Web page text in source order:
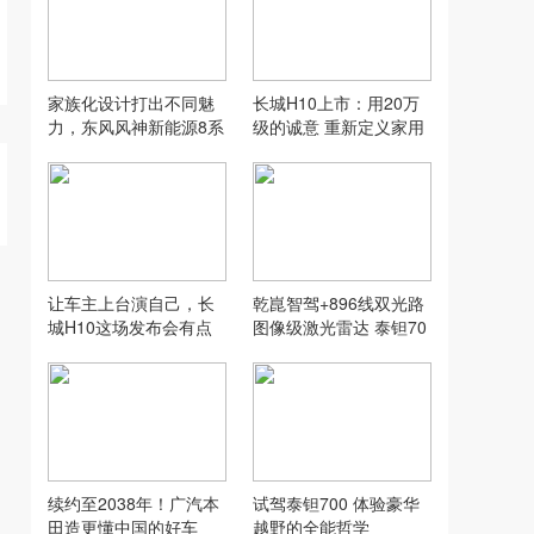
家族化设计打出不同魅
力，东风风神新能源8系
长城H10上市：用20万
级的诚意 重新定义家用
让车主上台演自己，长
城H10这场发布会有点
乾崑智驾+896线双光路
图像级激光雷达 泰钽70
续约至2038年！广汽本
田造更懂中国的好车
试驾泰钽700 体验豪华
越野的全能哲学